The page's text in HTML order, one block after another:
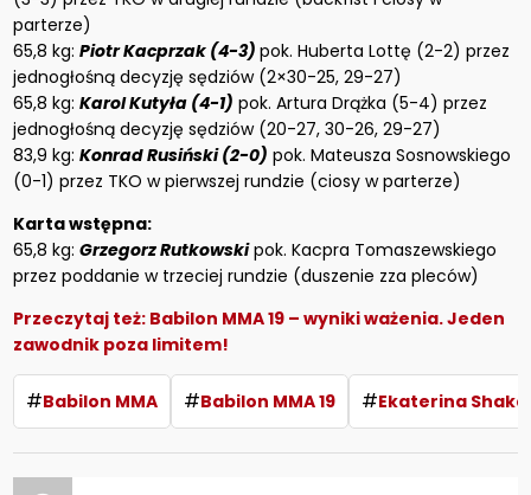
parterze)
65,8 kg:Piotr Kacprzak (4-3) pok. Huberta Lottę (2-2) przez
jednogłośną decyzję sędziów (2×30-25, 29-27)
65,8 kg:Karol Kutyła (4-1) pok. Artura Drążka (5-4) przez
jednogłośną decyzję sędziów (20-27, 30-26, 29-27)
83,9 kg:Konrad Rusiński (2-0) pok. Mateusza Sosnowskiego
(0-1) przez TKO w pierwszej rundzie (ciosy w parterze)
Karta wstępna:
65,8 kg:Grzegorz Rutkowskipok. Kacpra Tomaszewskiego
przez poddanie w trzeciej rundzie (duszenie zza pleców)
Przeczytaj też: Babilon MMA 19 – wyniki ważenia. Jeden
zawodnik poza limitem!
#Babilon MMA #Babilon MMA 19 #Ekaterina